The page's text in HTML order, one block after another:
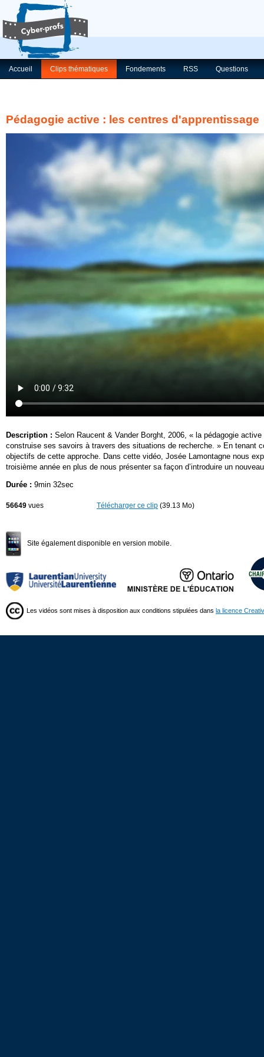
Accueil Clips thématiques Fondements RSS Questions
Pédagogie active : les centres d'apprentissage
Description : Selon Raucent & Vander Borght, 2006, « la pédagogie
construise ses savoirs à travers des situations de recherche. » En tenant
objectifs de cette approche. Dans cette vidéo, Josée Lamontagne nous
troisième année en plus de nous présenter sa façon d’introduire un
Durée : 9min 32sec
56649 vues Télécharger ce clip (39.13 Mo)
Site également disponible en version mobile.
Les vidéos sont mises à disposition aux conditions stipulées dans la licence